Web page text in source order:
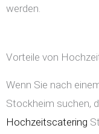
werden.
Vorteile von
Wenn Sie nach
Stockheim suchen,
Hochzeitscatering